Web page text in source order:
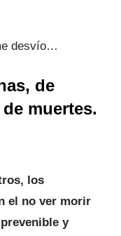
desvío…
de
muertes.
los
el no ver morir
y